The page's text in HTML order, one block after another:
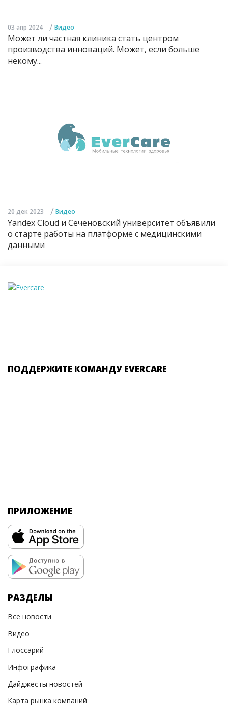
03 апр 2024 / Видео
Может ли частная клиника стать центром
производства инноваций. Может, если больше
некому...
20 дек 2023 / Видео
Yandex Cloud и Сеченовский университет объявили
о старте работы на платформе с медицинскими
данными
ПОДДЕРЖИТЕ КОМАНДУ EVERCARE
ПРИЛОЖЕНИЕ
РАЗДЕЛЫ
Все новости
Видео
Глоссарий
Инфографика
Дайджесты новостей
Карта рынка компаний